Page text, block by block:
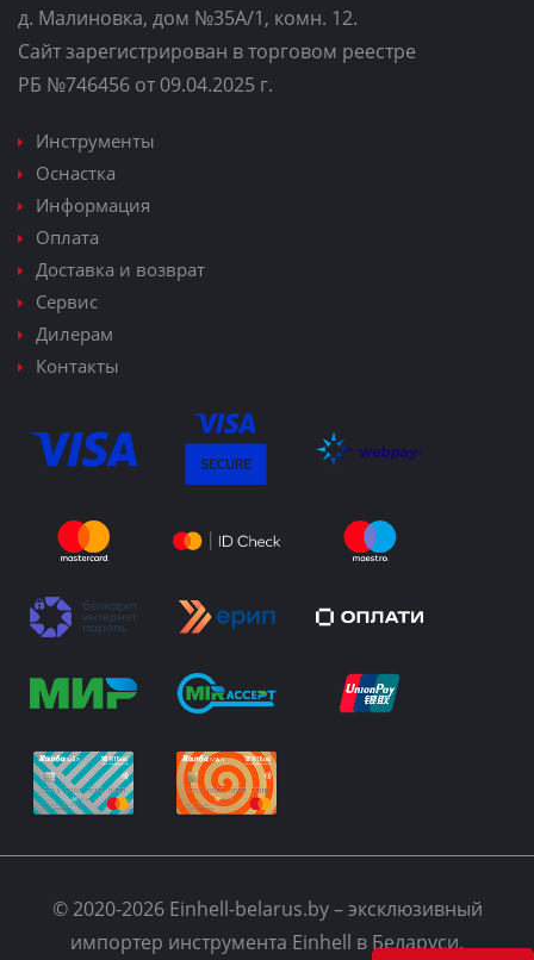
д. Малиновка, дом №35A/1, комн. 12.
Сайт зарегистрирован в торговом реестре
РБ №746456 от 09.04.2025 г.
Инструменты
Оснастка
Информация
Оплата
Доставка и возврат
Сервис
Дилерам
Контакты
© 2020-2026 Einhell-belarus.by – эксклюзивный
импортер инструмента Einhell в Беларуси.